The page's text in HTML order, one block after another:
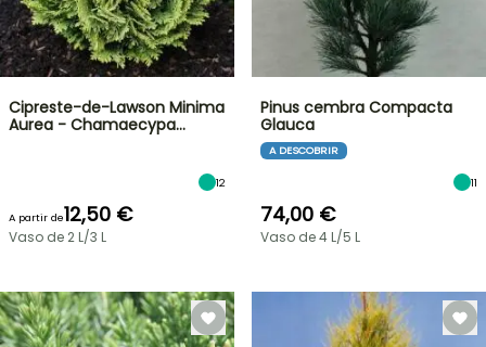
Cipreste-de-Lawson Minima
Aurea - Chamaecypa…
12
A partir de12,50 €
Vaso de 2 L/3 L
Pinus cembra Compacta
Glauca
A DESCOBRIR
11
74,00 €
Vaso de 4 L/5 L